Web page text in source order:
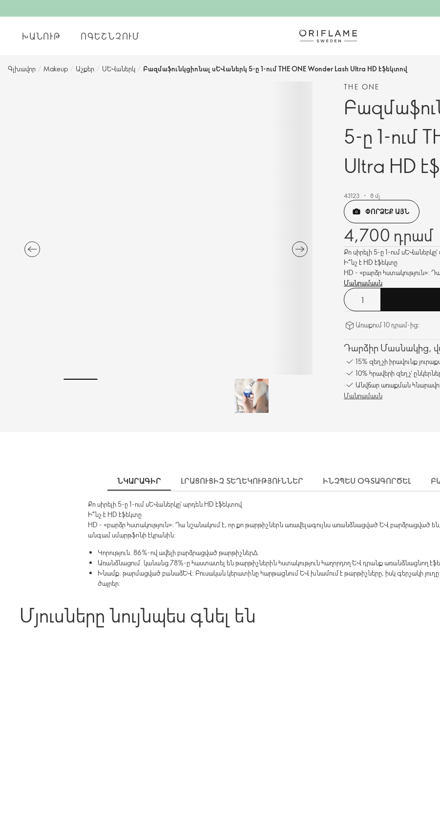
ԽԱՆՈՒԹ ՈԳԵՇՆՉՈՒՄ
Գլխավոր / Makeup / Աչքեր / Սևաներկ / Բազմաֆունկցիոնալ սևաներկ 5-ը 1-ում THE ONE Wonder Lash Ultra HD էֆեկտով
THE ONE
5-ը 1-ում
Ultra HD
43123 8 մլ
ՓՈՐՁԵՔ ԱՅՆ
4,700 դրամ
Քո սիրելի 5-ը 1-ում
Ի՞նչ է HD էֆեկտը
HD - «բարձր հստակություն»:
և բարձրացված են, իսկ դրանց
Մանրամասն
Առաքում 10 դրամ-ից։
Դարձիր Մասնակից,
15% զեղչի իրավունք
10% հրավերի զեղչ՝
Անվճար առաքման
Մանրամասն
ՆԿԱՐԱԳԻՐ ԼՐԱՑՈՒՑԻՉ ՏԵՂԵԿՈՒԹՅՈՒՆՆԵՐ ԻՆՉՊԵՍ ՕԳՏԱԳՈՐԾԵԼ
Քո սիրելի 5-ը 1-ում սևաներկը՝ արդեն HD էֆեկտով
Ի՞նչ է HD էֆեկտը
HD - «բարձր հստակություն»: Դա նշանակում է, որ քո թարթիչներն առավելագույնս առանձնացված և բարձրացված
անգամ սմարթֆոնի էկրանին:
Կորություն. 86%-ով ավելի բարձրացված թարթիչներ∆
Առանձնացում. կանանց 78%-ը հաստատել են թարթիչներին հստակություն հաղորդող և դրանք առանձնացնող
Խնամք. թարմացված բանաձև: Բուսական կերատինը հարթացնում և խնամում է թարթիչները, իսկ գերչակի
ծայրեր:
Մյուսները նույնպես գնել են